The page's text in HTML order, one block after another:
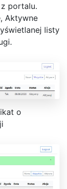
portalu.
Aktywne
listy
o